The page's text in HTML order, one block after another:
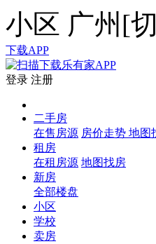
小区 广州[
下载APP
登录 注册
二手房
在售房源 房价走势 地图
租房
在租房源 地图找房
新房
全部楼盘
小区
学校
卖房